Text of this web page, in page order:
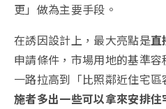
更」做為主要手段。
在誘因設計上，最大亮點是直
申請條件，市場用地的基準
一路拉高到「比照鄰近住宅
施者多出一些可以拿來安排